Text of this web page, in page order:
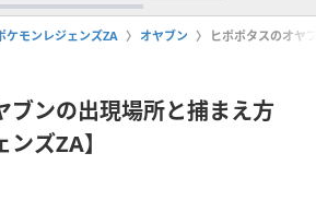
ケモンレジェンズZA オヤブン ヒポポタスのオヤ
ブンの出現場所と捕まえ方
ンズZA】